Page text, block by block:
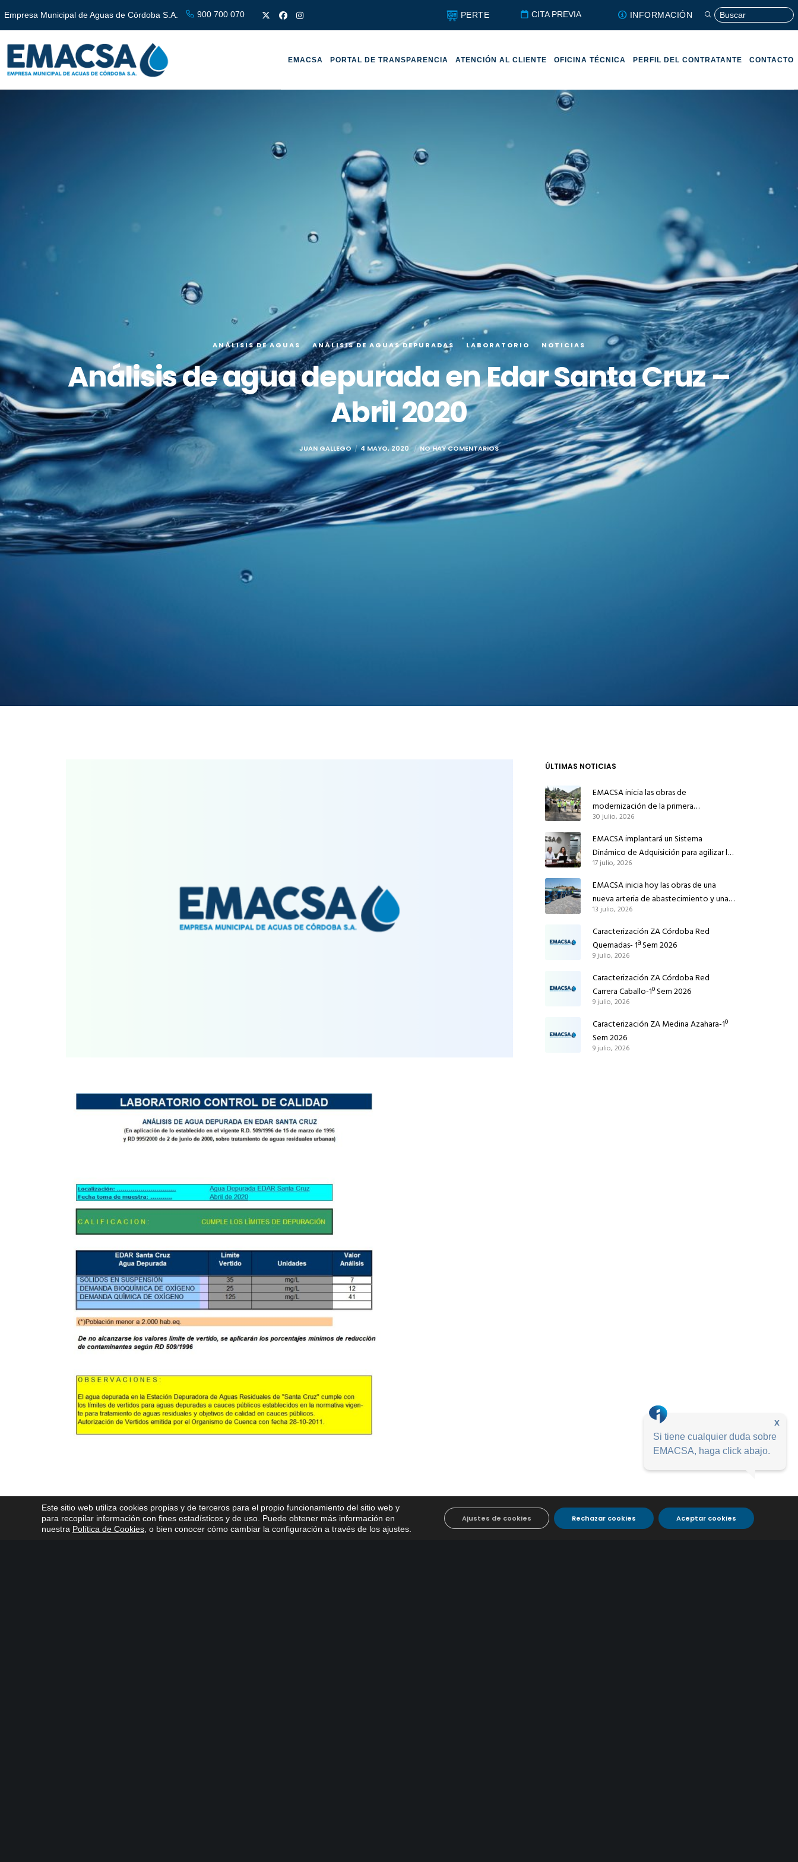
Empresa Municipal de Aguas de Córdoba S.A. 900 700 070 PERTE CITA PREVIA INFORMACIÓN
EMACSA PORTAL DE TRANSPARENCIA ATENCIÓN AL CLIENTE OFICINA TÉCNICA PERFIL DEL CONTRATANTE CONTACTO
ANÁLISIS DE AGUAS ANÁLISIS DE AGUAS DEPURADAS LABORATORIO NOTICIAS
Análisis de agua depurada en Edar Santa Cruz –
Abril 2020
JUAN GALLEGO 4 MAYO, 2020 NO HAY COMENTARIOS
ÚLTIMAS NOTICIAS
EMACSA inicia las obras de
modernización de la primera
conducción de abastecimiento para
reforzar el suministro de agua de
Córdoba
30 julio, 2026
EMACSA implantará un Sistema
Dinámico de Adquisición para agilizar la
contratación de obras en sus redes e
instalaciones
17 julio, 2026
EMACSA inicia hoy las obras de una
nueva arteria de abastecimiento y una
red de agua no potable en Ingeniero
Ruiz de Azúa
13 julio, 2026
Caracterización ZA Córdoba Red
Quemadas- 1ª Sem 2026
9 julio, 2026
Caracterización ZA Córdoba Red
Carrera Caballo-1º Sem 2026
9 julio, 2026
Caracterización ZA Medina Azahara-1º
Sem 2026
9 julio, 2026
Este sitio web utiliza cookies propias y de terceros para el propio funcionamiento del sitio web y
para recopilar información con fines estadísticos y de uso. Puede obtener más información en
nuestra Política de Cookies , o bien conocer cómo cambiar la configuración a través de los ajustes
Aceptar cookies
Rechazar cookies
Ajustes de cookies
x
Si tiene cualquier duda sobre
EMACSA, haga click abajo.